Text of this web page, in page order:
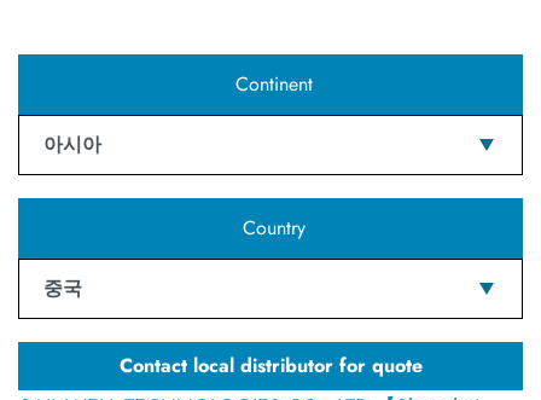
Continent
아시아
Country
중국
Contact local distributor for quote